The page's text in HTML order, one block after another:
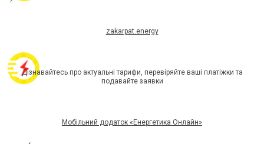
zakarpat.energy
Дізнавайтесь про актуальні тарифи, перевіряйте ваші платіжки та
подавайте заявки
Мобільний додаток «Енергетика Онлайн»